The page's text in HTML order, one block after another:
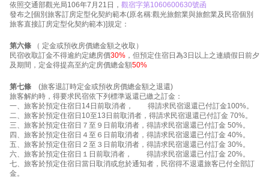
依照交通部觀光局106年7月21日， 觀宿字第1060600630號函
發布之[個別旅客訂房定型化契約範本(原名稱:觀光旅館業與旅館業及民宿個別
旅客直接訂房定型化契約範本)]規定：
第六條 （ 定金或預收房價總金額之收取）
民宿收取訂金不得逾約定總房價30% ，但預定住宿日為3日以上之連續假日前夕
及期間，定金得提高至約定房價總金額50%
第七條 (旅客退訂時定金或預收房價總金額之退還)
旅客解約時，得要求民宿依下列標準返還已繳之訂金：
一、旅客於預定住宿日14日前取消者， 得請求民宿退還已付訂金100%。
二、旅客於預定住宿日10至13日前取消者，得請求民宿退還已付訂金 70%。
三、旅客於預定住宿日７至９日前取消者，得請求民宿退還已付訂金 50%。
四、旅客於預定住宿日４至６日前取消者，得請求民宿退還已付訂金 40%。
五、旅客於預定住宿日２至３日前取消者，得請求民宿退還已付訂金 30%。
六、旅客於預定住宿日１日前取消者， 得請求民宿退還已付訂金 20%。
七、旅客於預定住宿日當日取消或怠於通知者，民宿得不退還旅客已付全部訂
金。